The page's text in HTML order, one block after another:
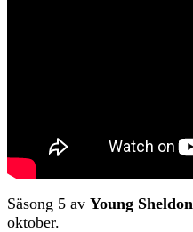
Säsong 5 av Young Sheldon
oktober.